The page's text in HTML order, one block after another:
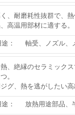
、耐磨耗性抜群で、
高温用部材に適する。
： 軸受、ノズル、
、絶縁のセラミック
。
グ、熱を逃がしたい
： 放熱用途部品、